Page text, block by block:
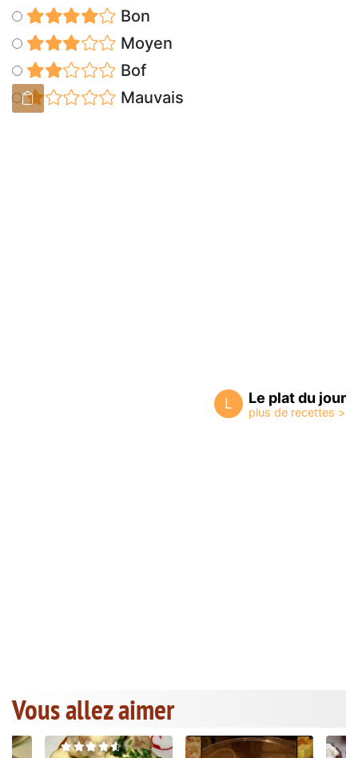
Bon
Moyen
Bof
Mauvais
L Le plat du jour
Vous allez aimer